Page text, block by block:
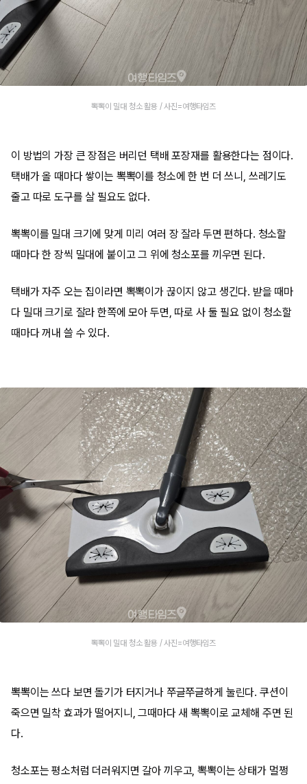
뽁뽁이 밀대 청소 활용 / 사진=여행타임즈
이 방법의 가장 큰 장점은 버리던 택배 포장재를 활용한다는 점이다.
택배가 올 때마다 쌓이는 뽁뽁이를 청소에 한 번 더 쓰니, 쓰레기도
줄고 따로 도구를 살 필요도 없다.
뽁뽁이를 밀대 크기에 맞게 미리 여러 장 잘라 두면 편하다. 청소할
때마다 한 장씩 밀대에 붙이고 그 위에 청소포를 끼우면 된다.
택배가 자주 오는 집이라면 뽁뽁이가 끊이지 않고 생긴다. 받을 때마
다 밀대 크기로 잘라 한쪽에 모아 두면, 따로 사 둘 필요 없이 청소할
때마다 꺼내 쓸 수 있다.
뽁뽁이 밀대 청소 활용 / 사진=여행타임즈
뽁뽁이는 쓰다 보면 돌기가 터지거나 쭈글쭈글하게 눌린다. 쿠션이
죽으면 밀착 효과가 떨어지니, 그때마다 새 뽁뽁이로 교체해 주면 된
다.
청소포는 평소처럼 더러워지면 갈아 끼우고, 뽁뽁이는 상태가 멀쩡